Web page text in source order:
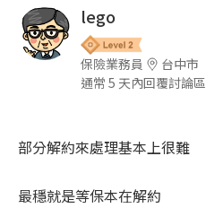
lego
保險業務員
台中市
通常 5 天內回覆討論區
部分解約來處理基本上很難
最穩就是等保本在解約